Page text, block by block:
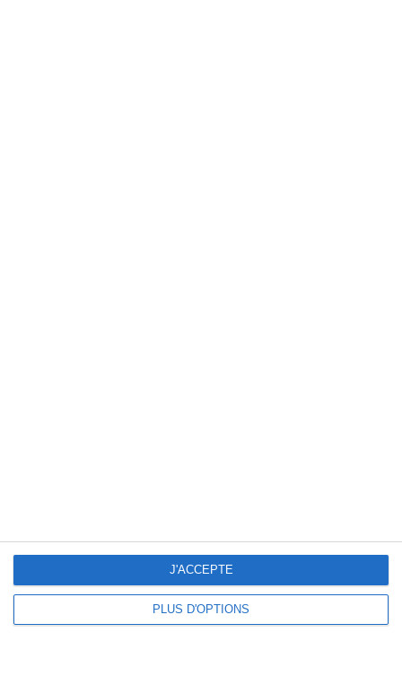
PLUS D'OPTIONS
J'ACCEPTE
Conditions générales d'utilisation – Mentions
légales et cookies
Nous contacter
© 2010-2026 Annuaire-loto.com